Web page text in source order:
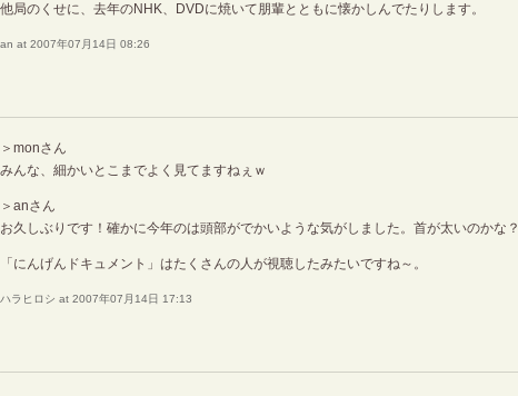
他局のくせに、去年のNHK、DVDに焼いて朋輩とともに懐かしんでたりします。
an at 2007年07月14日 08:26
＞monさん
みんな、細かいとこまでよく見てますねぇｗ
＞anさん
お久しぶりです！確かに今年のは頭部がでかいような気がしました。首が太いのかな？
「にんげんドキュメント」はたくさんの人が視聴したみたいですね～。
ハラヒロシ at 2007年07月14日 17:13